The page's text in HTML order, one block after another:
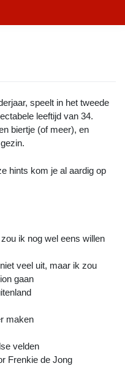
speelt in het tweede
leeftijd van 34.
biertje (of meer), en
hints kom je al aardig op
ik nog wel eens willen
veel uit, maar ik zou
gaan
maken
velden
Frenkie de Jong